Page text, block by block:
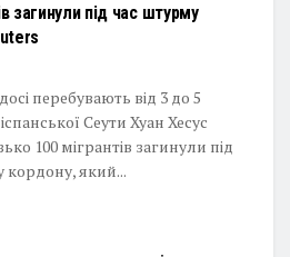
загинули під час штурму
перебувають від 3 до 5
Сеути Хуан Хесус
100 мігрантів загинули під
який...